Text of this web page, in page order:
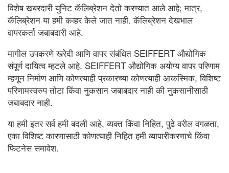
विशेष खबरदारी युनिट कॅलिब्रेशन देतो करण्यात आले आहे; मात्र,
कॅलिब्रेशन या हमी कव्हर केले जात नाही. कॅलिब्रेशन देखभाल
वापरकर्ता जबाबदारी आहे.
मागील उपकरणे खरेदी आणि वापर संबंधित SEIFFERT औद्योगिक
संपूर्ण दायित्व म्हटले आहे. SEIFFERT औद्योगिक अयोग्य वापर परिणाम
म्हणून निर्माण आणि कोणत्याही प्रकारच्या कोणत्याही आकस्मिक, विशिष्ट
परिणामस्वरुप तोटा किंवा नुकसान जबाबदार नाही की नुकसानीसाठी
जबाबदार नाही.
या हमी इतर सर्व हमी बदली आहे, व्यक्त किंवा निहित, पुढे वरील वगळता,
एका विशिष्ट कारणासाठी कोणत्याही निहित हमी व्यापारीकरणाचे किंवा
फिटनेस समावेश.